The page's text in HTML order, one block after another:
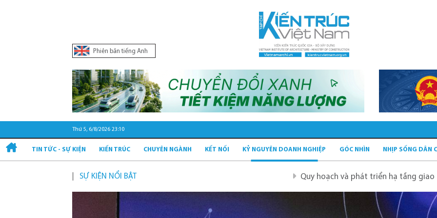
Phiên bản tiếng Anh
Thứ 5, 6/8/2026 23:10
TIN TỨC - SỰ KIỆN KIẾN TRÚC CHUYÊN NGÀNH KẾT NỐI KỶ NGUYÊN DOANH NGHIỆP GÓC NHÌN NHỊP SỐNG DÂN
SỰ KIỆN NỔI BẬT Quy hoạch và phát triển hạ tầng giao thông tĩnh xanh